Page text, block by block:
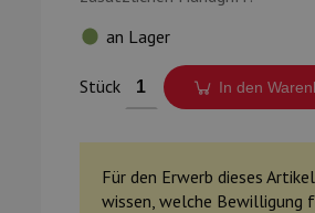
an Lager
Stück In den
Für den Erwerb dieses
wissen, welche Bewilligung